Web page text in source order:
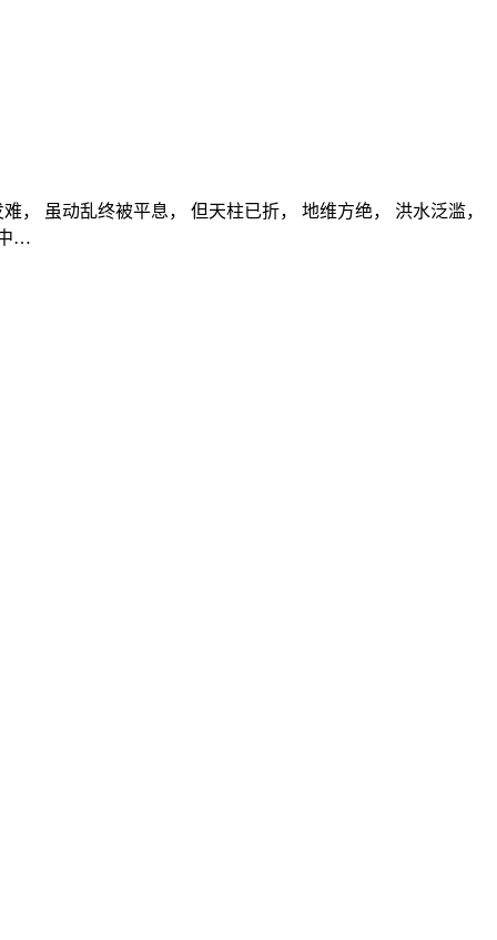
， 虽动乱终被平息， 但天柱已折， 地维方绝， 洪水泛滥，
…